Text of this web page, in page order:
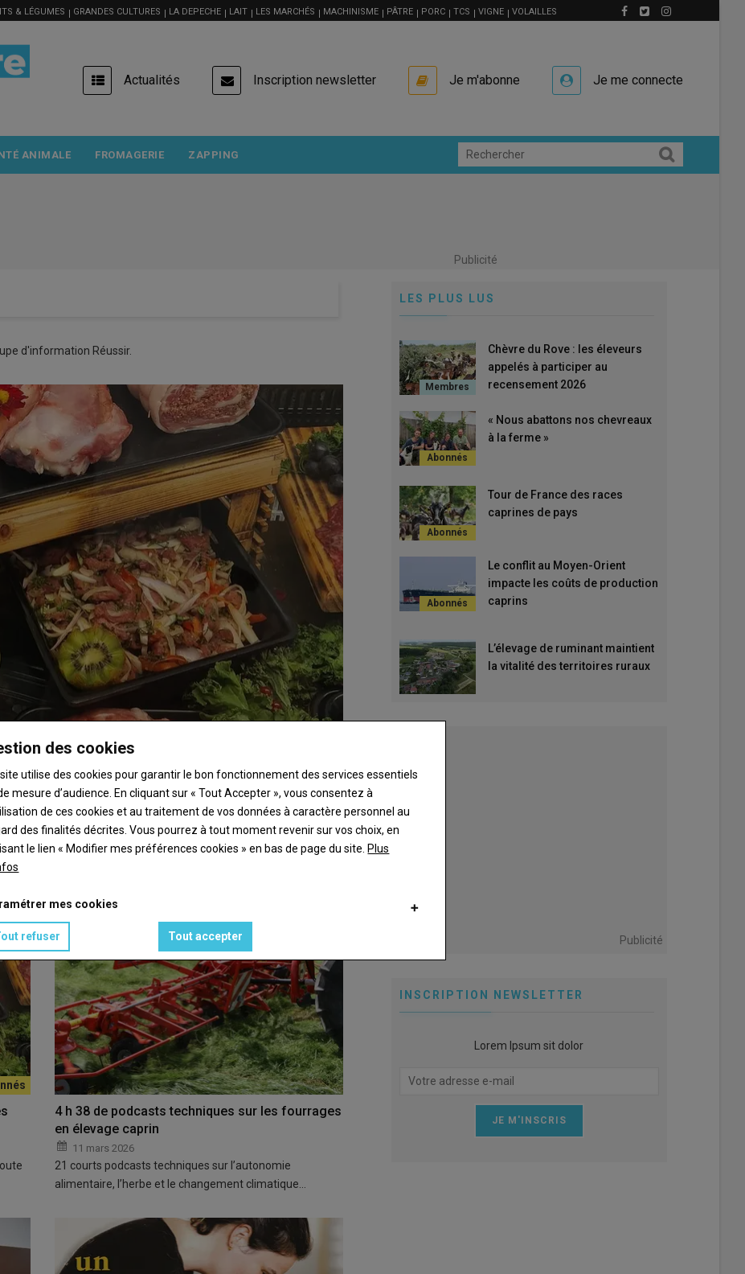
& LÉGUMES GRANDES CULTURES LA DEPECHE LAIT LES MARCHÉS MACHINISME PÂTRE PORC TCS VIGNE VOLAILLES
USER
ACCOUNT
MENU
Actualités Inscription newsletter Je m'abonne Je me connecte
ANIMALE FROMAGERIE ZAPPING
Publicité
d'information Réussir.
pour valoriser les chevreaux
la France multiplient les actions pour remettre le…
4 h 38 de podcasts techniques sur les fourrages
en élevage caprin
11 mars 2026
21 courts podcasts techniques sur l’autonomie
alimentaire, l’herbe et le changement climatique…
LES PLUS LUS
Chèvre du Rove : les éleveurs
appelés à participer au
recensement 2026
« Nous abattons nos chevreaux
à la ferme »
Tour de France des races
caprines de pays
Le conflit au Moyen-Orient
impacte les coûts de production
caprins
L’élevage de ruminant maintient
la vitalité des territoires ruraux
Publicité
INSCRIPTION NEWSLETTER
Lorem Ipsum sit dolor
des cookies
utilise des cookies pour garantir le bon fonctionnement des services essentiels
mesure d’audience. En cliquant sur « Tout Accepter », vous consentez à
de ces cookies et au traitement de vos données à caractère personnel au
des finalités décrites. Vous pourrez à tout moment revenir sur vos choix, en
le lien « Modifier mes préférences cookies » en bas de page du site. Plus
mes cookies
refuser Tout accepter